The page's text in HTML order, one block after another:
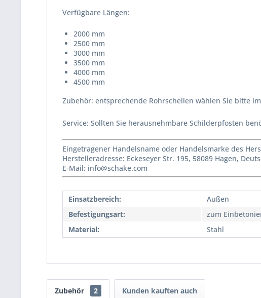
Verfügbare Längen:
2000 mm
2500 mm
3000 mm
3500 mm
4000 mm
4500 mm
Zubehör: entsprechende Rohrschellen wählen Sie bitte
Service: Sollten Sie herausnehmbare Schilderpfosten
Eingetragener Handelsname oder Handelsmarke des
Herstelleradresse: Eckeseyer Str. 195, 58089 Hagen,
E-Mail: info@schake.com
Einsatzbereich:
Außen
Befestigungsart:
zum
Material:
Stahl
Zubehör 2 Kunden kauften auch